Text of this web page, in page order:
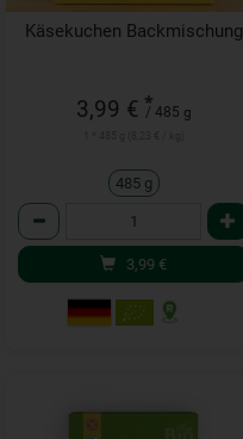
Käsekuchen Backmischung
3,99 € *
/ 485 g
485 g
Anzahl
3,99 €